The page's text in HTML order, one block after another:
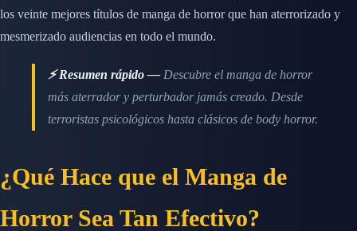
los veinte mejores títulos de manga de horror que han aterrorizado y
mesmerizado audiencias en todo el mundo.
⚡ Resumen rápido — Descubre el manga de horror
más aterrador y perturbador jamás creado. Desde
terroristas psicológicos hasta clásicos de body horror.
¿Qué Hace que el Manga de
Horror Sea Tan Efectivo?